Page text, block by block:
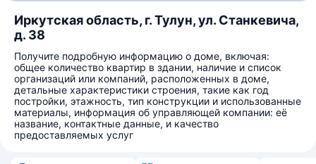
Иркутская область, г. Тулун, ул. Станкевича,
д. 38
Получите подробную информацию о доме, включая:
общее количество квартир в здании, наличие и список
организаций или компаний, расположенных в доме,
детальные характеристики строения, такие как год
постройки, этажность, тип конструкции и использованные
материалы, информация об управляющей компании: её
название, контактные данные, и качество
предоставляемых услуг